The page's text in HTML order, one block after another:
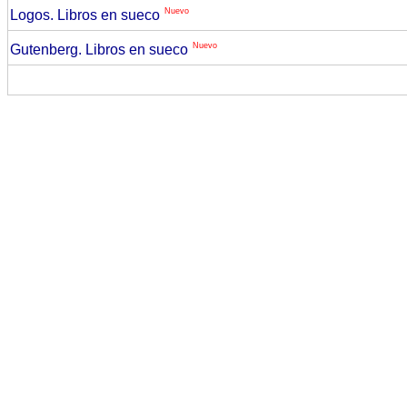
Logos. Libros en sueco Nuevo
Gutenberg. Libros en sueco Nuevo